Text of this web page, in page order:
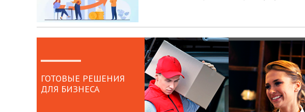
ГОТОВЫЕ РЕШЕНИЯ
ДЛЯ БИЗНЕСА